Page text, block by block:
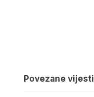
Povezane vijesti